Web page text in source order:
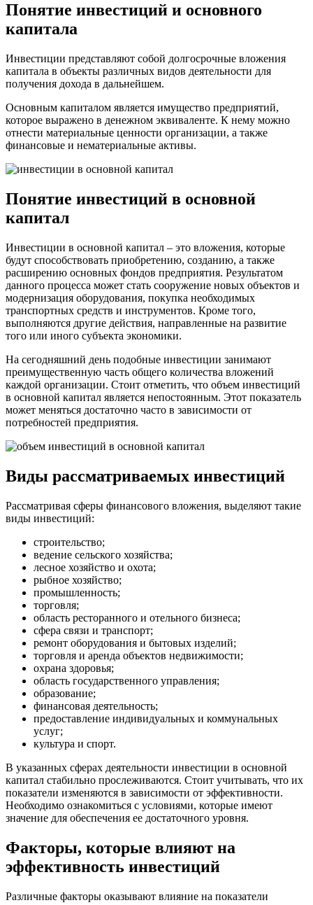
Понятие инвестиций и основного
капитала
Инвестиции представляют собой долгосрочные вложения
капитала в объекты различных видов деятельности для
получения дохода в дальнейшем.
Основным капиталом является имущество предприятий,
которое выражено в денежном эквиваленте. К нему можно
отнести материальные ценности организации, а также
финансовые и нематериальные активы.
Понятие инвестиций в основной
капитал
Инвестиции в основной капитал – это вложения, которые
будут способствовать приобретению, созданию, а также
расширению основных фондов предприятия. Результатом
данного процесса может стать сооружение новых объектов и
модернизация оборудования, покупка необходимых
транспортных средств и инструментов. Кроме того,
выполняются другие действия, направленные на развитие
того или иного субъекта экономики.
На сегодняшний день подобные инвестиции занимают
преимущественную часть общего количества вложений
каждой организации. Стоит отметить, что объем инвестиций
в основной капитал является непостоянным. Этот показатель
может меняться достаточно часто в зависимости от
потребностей предприятия.
Виды рассматриваемых инвестиций
Рассматривая сферы финансового вложения, выделяют такие
виды инвестиций:
строительство;
ведение сельского хозяйства;
лесное хозяйство и охота;
рыбное хозяйство;
промышленность;
торговля;
область ресторанного и отельного бизнеса;
сфера связи и транспорт;
ремонт оборудования и бытовых изделий;
торговля и аренда объектов недвижимости;
охрана здоровья;
область государственного управления;
образование;
финансовая деятельность;
предоставление индивидуальных и коммунальных
услуг;
культура и спорт.
В указанных сферах деятельности инвестиции в основной
капитал стабильно прослеживаются. Стоит учитывать, что их
показатели изменяются в зависимости от эффективности.
Необходимо ознакомиться с условиями, которые имеют
значение для обеспечения ее достаточного уровня.
Факторы, которые влияют на
эффективность инвестиций
Различные факторы оказывают влияние на показатели